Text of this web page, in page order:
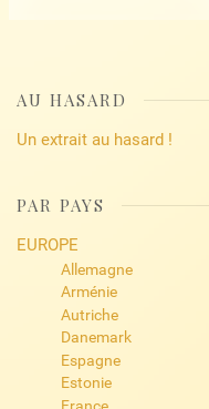
AU HASARD
Un extrait au hasard !
PAR PAYS
EUROPE
Allemagne
Arménie
Autriche
Danemark
Espagne
Estonie
France